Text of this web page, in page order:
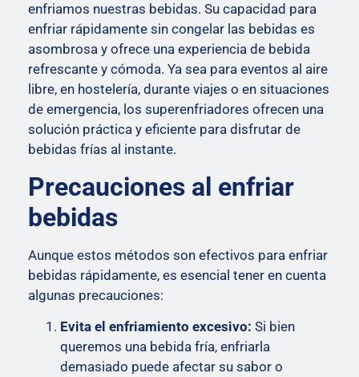
enfriamos nuestras bebidas. Su capacidad para
enfriar rápidamente sin congelar las bebidas es
asombrosa y ofrece una experiencia de bebida
refrescante y cómoda. Ya sea para eventos al aire
libre, en hostelería, durante viajes o en situaciones
de emergencia, los superenfriadores ofrecen una
solución práctica y eficiente para disfrutar de
bebidas frías al instante.
Precauciones al enfriar
bebidas
Aunque estos métodos son efectivos para enfriar
bebidas rápidamente, es esencial tener en cuenta
algunas precauciones:
Evita el enfriamiento excesivo: Si bien
queremos una bebida fría, enfriarla
demasiado puede afectar su sabor o